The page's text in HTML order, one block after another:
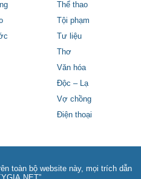
Thể thao
Tội phạm
Tư liệu
Thơ
Văn hóa
Độc – Lạ
Vợ chồng
Điện thoại
toàn bộ website này, mọi trích dẫn